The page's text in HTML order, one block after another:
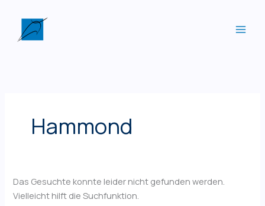
Inhalt
springen
Hammond
Das Gesuchte konnte leider nicht gefunden werden.
Vielleicht hilft die Suchfunktion.